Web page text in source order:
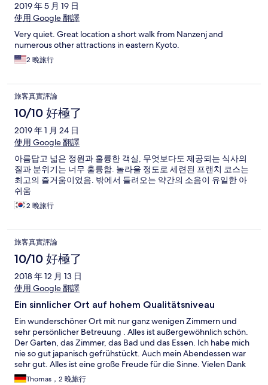
2019 年 5 月 19 日
使用 Google 翻譯
Very quiet. Great location a short walk from Nanzenj and
numerous other attractions in eastern Kyoto.
2 晚旅行
旅客真實評論
10/10 好極了
2019 年 1 月 24 日
使用 Google 翻譯
아름답고 넓은 정원과 훌륭한 객실, 무엇보다도 제공되는 식사의
질과 분위기는 너무 훌륭함. 놀라울 정도로 세련된 프랜치 코스는
최고의 즐거움이었음. 밖에서 들려오는 약간의 소음이 유일한 아
쉬움
2 晚旅行
旅客真實評論
10/10 好極了
2018 年 12 月 13 日
使用 Google 翻譯
Ein sinnlicher Ort auf hohem Qualitätsniveau
Ein wunderschöner Ort mit nur ganz wenigen Zimmern und
sehr persönlicher Betreuung . Alles ist außergewöhnlich schön.
Der Garten, das Zimmer, das Bad und das Essen. Ich habe mich
nie so gut japanisch gefrühstückt. Auch mein Abendessen war
sehr gut. Alles ist eine große Freude für die Sinne. Vielen Dank
an die bezaubernden Mitarbeiter.
Thomas，2 晚旅行